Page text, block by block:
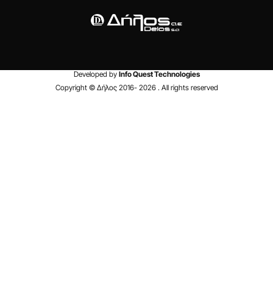
Developed by Info Quest Technologies
Copyright © Δήλος 2016- 2026. All rights reserved